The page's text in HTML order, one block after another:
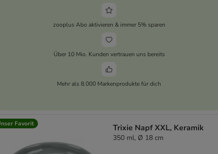
zooplus Abo aktivieren & immer 5% sparen
Über 10 Mio. Kunden vertrauen uns bereits
Mehr als 8.000 Markenprodukte für dich
Favorit Trixie Napf XXL, Keramik
350 ml, Ø 18 cm